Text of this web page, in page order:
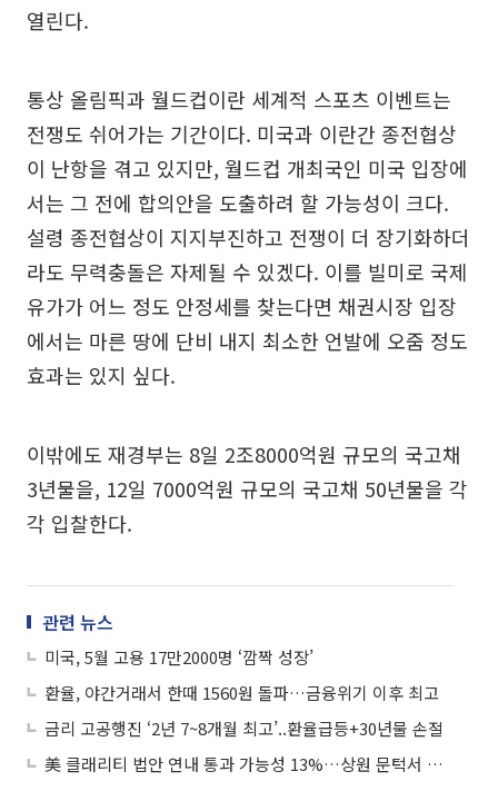
열린다.
통상 올림픽과 월드컵이란 세계적 스포츠 이벤트는
전쟁도 쉬어가는 기간이다. 미국과 이란간 종전협상
이 난항을 겪고 있지만, 월드컵 개최국인 미국 입장에
서는 그 전에 합의안을 도출하려 할 가능성이 크다.
설령 종전협상이 지지부진하고 전쟁이 더 장기화하더
라도 무력충돌은 자제될 수 있겠다. 이를 빌미로 국제
유가가 어느 정도 안정세를 찾는다면 채권시장 입장
에서는 마른 땅에 단비 내지 최소한 언발에 오줌 정도
효과는 있지 싶다.
이밖에도 재경부는 8일 2조8000억원 규모의 국고채
3년물을, 12일 7000억원 규모의 국고채 50년물을 각
각 입찰한다.
관련 뉴스
미국, 5월 고용 17만2000명 ‘깜짝 성장’
환율, 야간거래서 한때 1560원 돌파…금융위기 이후 최고
금리 고공행진 ‘2년 7~8개월 최고’..환율급등+30년물 손절
美 클래리티 법안 연내 통과 가능성 13%…상원 문턱서 제동